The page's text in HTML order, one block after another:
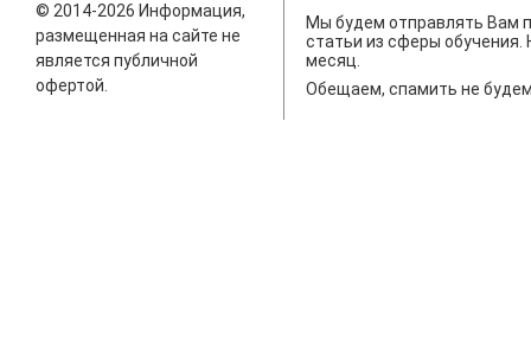
© 2014-2026 Информация,
размещенная на сайте не
является публичной
офертой.
Мы будем отправлять Вам
статьи из сферы обучения.
месяц.
Обещаем, спамить не